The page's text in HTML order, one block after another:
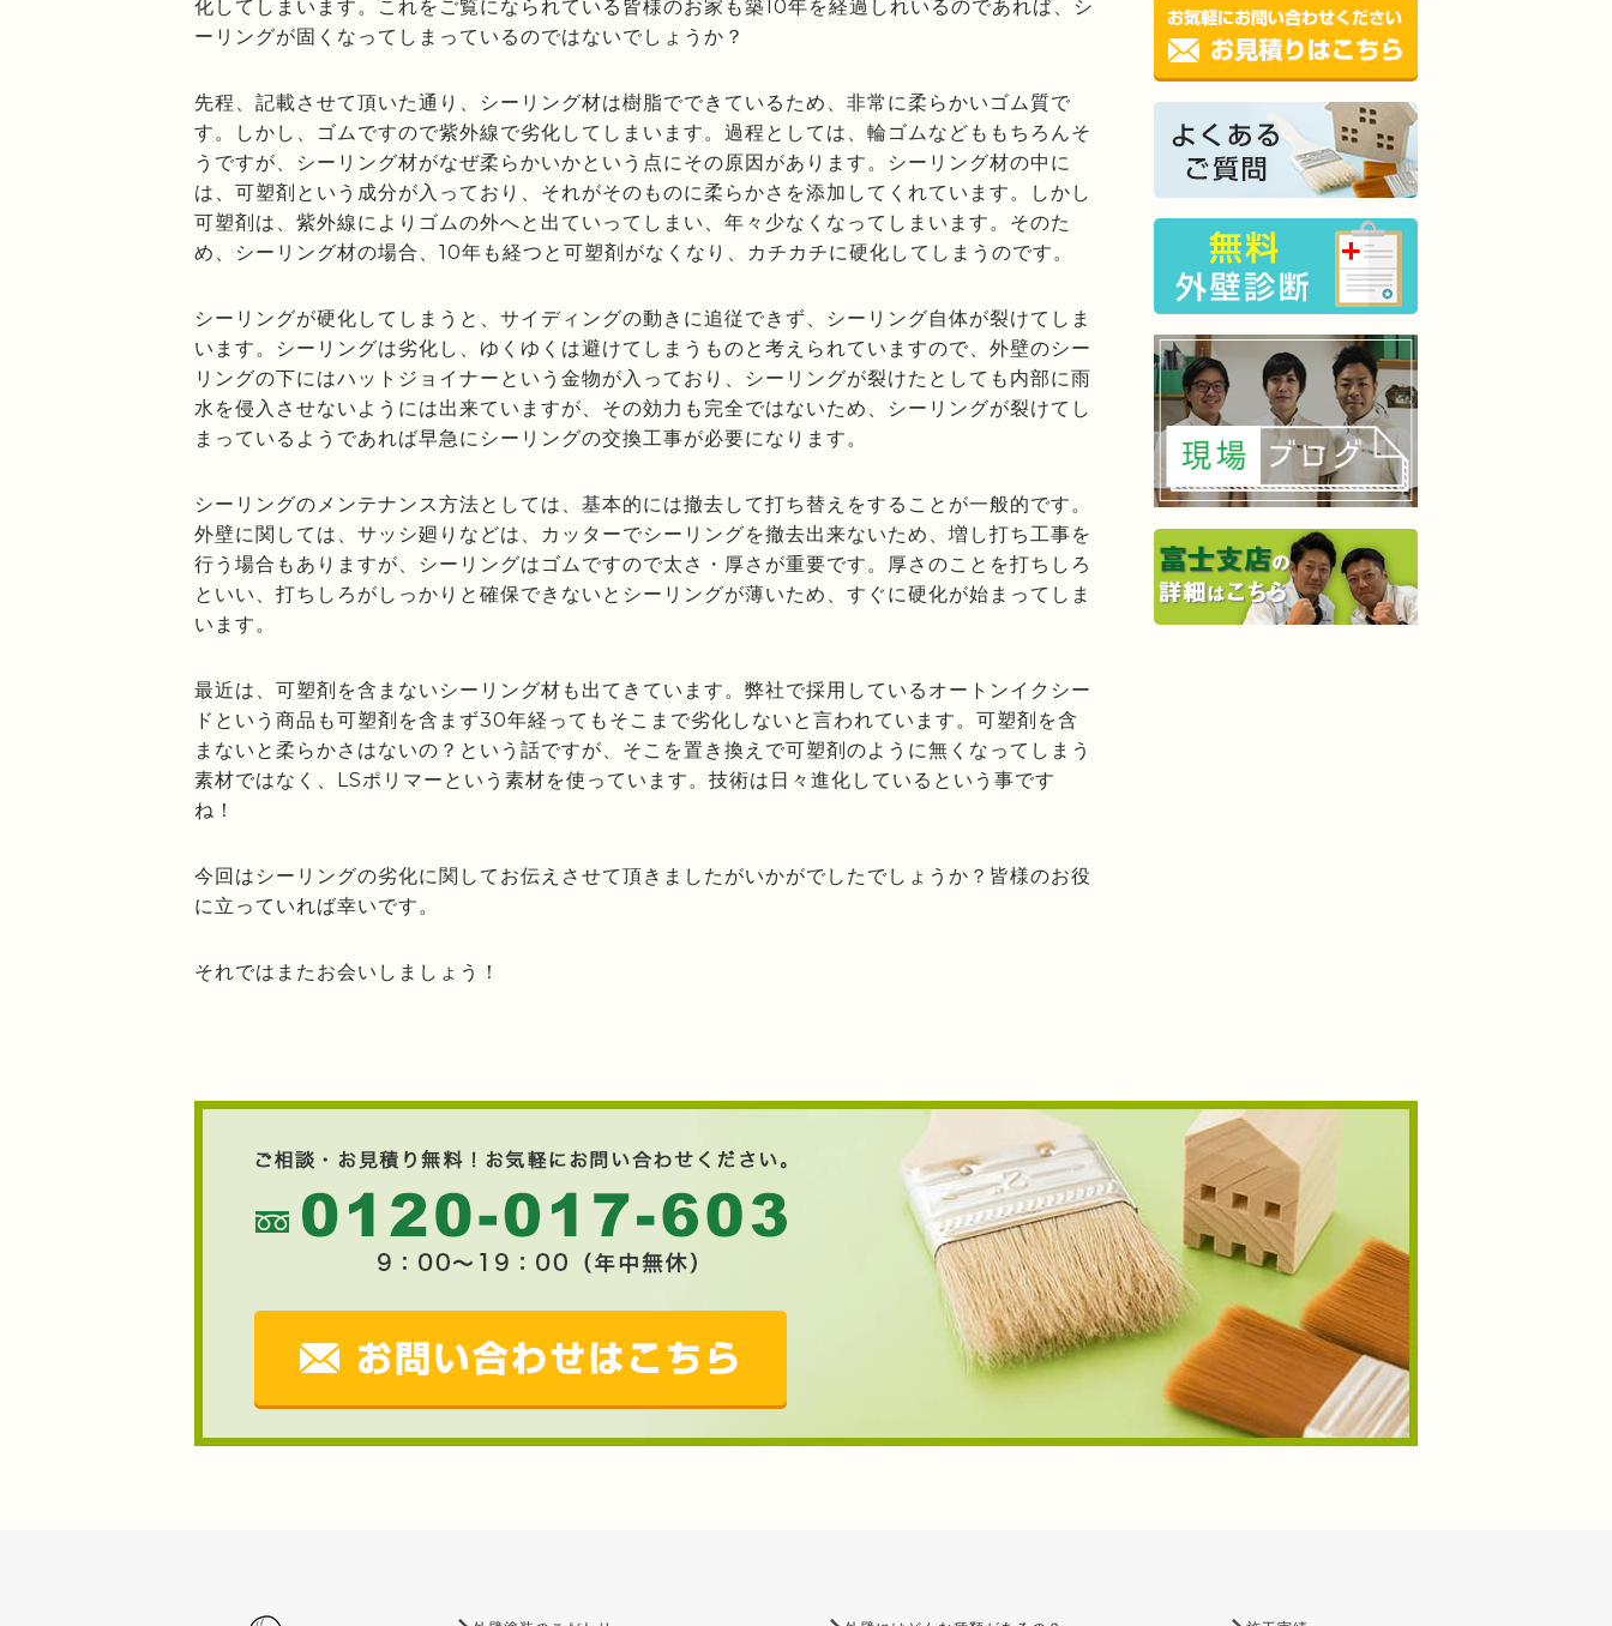
化してしまいます。これをご覧になられている皆様のお家も築10年を経過しれいるのであれば、シ
ーリングが固くなってしまっているのではないでしょうか？
先程、記載させて頂いた通り、シーリング材は樹脂でできているため、非常に柔らかいゴム質で
す。しかし、ゴムですので紫外線で劣化してしまいます。過程としては、輪ゴムなどももちろんそ
うですが、シーリング材がなぜ柔らかいかという点にその原因があります。シーリング材の中に
は、可塑剤という成分が入っており、それがそのものに柔らかさを添加してくれています。しかし
可塑剤は、紫外線によりゴムの外へと出ていってしまい、年々少なくなってしまいます。そのた
め、シーリング材の場合、10年も経つと可塑剤がなくなり、カチカチに硬化してしまうのです。
シーリングが硬化してしまうと、サイディングの動きに追従できず、シーリング自体が裂けてしま
います。シーリングは劣化し、ゆくゆくは避けてしまうものと考えられていますので、外壁のシー
リングの下にはハットジョイナーという金物が入っており、シーリングが裂けたとしても内部に雨
水を侵入させないようには出来ていますが、その効力も完全ではないため、シーリングが裂けてし
まっているようであれば早急にシーリングの交換工事が必要になります。
シーリングのメンテナンス方法としては、基本的には撤去して打ち替えをすることが一般的です。
外壁に関しては、サッシ廻りなどは、カッターでシーリングを撤去出来ないため、増し打ち工事を
行う場合もありますが、シーリングはゴムですので太さ・厚さが重要です。厚さのことを打ちしろ
といい、打ちしろがしっかりと確保できないとシーリングが薄いため、すぐに硬化が始まってしま
います。
最近は、可塑剤を含まないシーリング材も出てきています。弊社で採用しているオートンイクシー
ドという商品も可塑剤を含まず30年経ってもそこまで劣化しないと言われています。可塑剤を含
まないと柔らかさはないの？という話ですが、そこを置き換えで可塑剤のように無くなってしまう
素材ではなく、LSポリマーという素材を使っています。技術は日々進化しているという事です
ね！
今回はシーリングの劣化に関してお伝えさせて頂きましたがいかがでしたでしょうか？皆様のお役
に立っていれば幸いです。
それではまたお会いしましょう！